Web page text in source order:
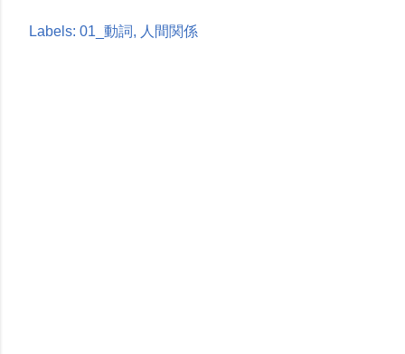
Labels: 01_動詞 人間関係